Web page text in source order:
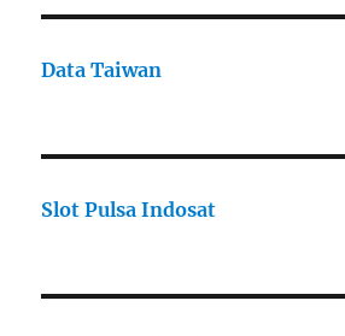
Data Taiwan
Slot Pulsa Indosat